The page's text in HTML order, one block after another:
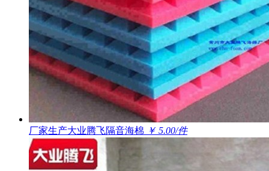
厂家生产大业腾飞隔音海棉 ￥ 5.00/件